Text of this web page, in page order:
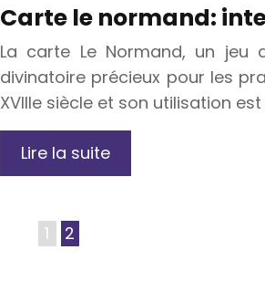
Carte le normand:
La carte Le Normand, un
divinatoire précieux pour les
XVIIIe siècle et son utilisation
Lire la suite
1 2